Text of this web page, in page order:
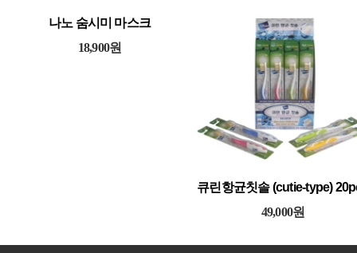
나노 숨시미 마스크
18,900원
큐린항균칫솔 (cutie-type)
49,000원